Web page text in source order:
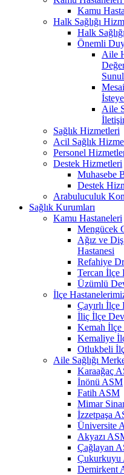
Kamu
Halk Sağlığı
Halk
Önemli
Aile
Aile
Sağlık Hizmetleri
Acil Sağlık
Personel
Destek Hizmetleri
Muhasebe
Destek
Arabuluculuk
Sağlık Kurumları
Kamu Hastaneleri
Mengücek
Ağız ve
Hastanesi
Refahiye
Tercan İlçe
Üzümlü
İlçe
Çayırlı İlçe
İliç İlçe
Kemah İlçe
Kemaliye
Otlukbeli
Aile Sağlığı
Karaağaç
İnönü ASM
Fatih ASM
Mimar
İzzetpaşa
Üniversite
Akyazı
Çağlayan
Çukurkuyu
Demirkent